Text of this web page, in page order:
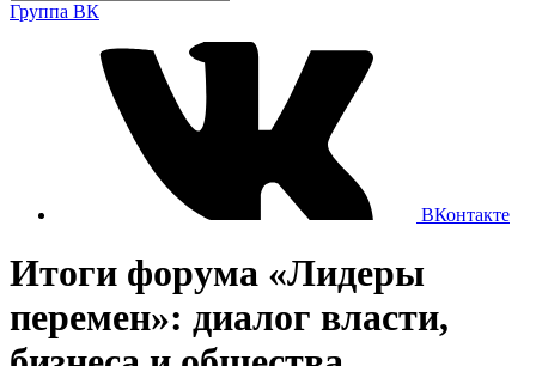
Группа ВК
ВКонтакте
Итоги форума «Лидеры
перемен»: диалог власти,